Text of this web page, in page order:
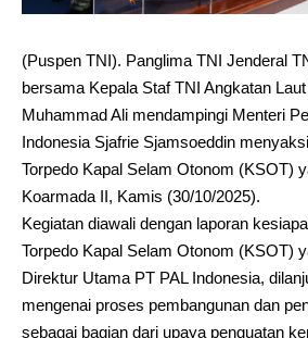
(Puspen TNI). Panglima TNI Jenderal
bersama Kepala Staf TNI Angkatan
Muhammad Ali mendampingi Menteri
Indonesia Sjafrie Sjamsoeddin
Torpedo Kapal Selam Otonom (KSOT)
Koarmada II, Kamis (30/10/2025).
Kegiatan diawali dengan laporan
Torpedo Kapal Selam Otonom (KSOT)
Direktur Utama PT PAL Indonesia,
mengenai proses pembangunan dan
sebagai bagian dari upaya penguatan